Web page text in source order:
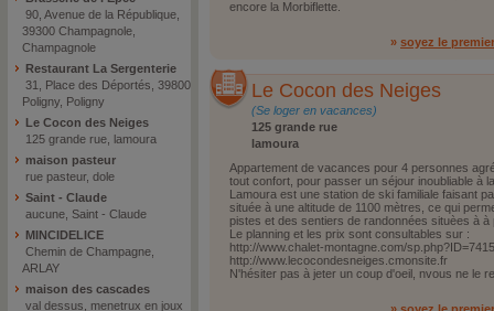
90, Avenue de la République,
39300 Champagnole,
Champagnole
Restaurant La Sergenterie
31, Place des Déportés, 39800
Poligny, Poligny
Le Cocon des Neiges
125 grande rue, lamoura
maison pasteur
rue pasteur, dole
Saint - Claude
aucune, Saint - Claude
MINCIDELICE
Chemin de Champagne,
ARLAY
maison des cascades
val dessus, menetrux en joux
encore la Morbiflette.
» soyez le
Le Cocon des Neiges
(Se loger en vacances)
125 grande rue
lamoura
Appartement de vacances pour 4 personnes
tout confort, pour passer un séjour inoubliable à
Lamoura est une station de ski familiale faisant
située à une altitude de 1100 mètres, ce qui
pistes et des sentiers de randonnées situèes à
Le planning et les prix sont consultables sur :
http://www.chalet-montagne.com/sp.php?ID=7415
http://www.lecocondesneiges.cmonsite.fr
N'hésiter pas à jeter un coup d'oeil, nvous ne le